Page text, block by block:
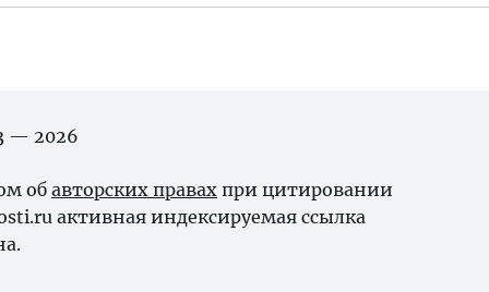
— 2026
об авторских правах при цитировании
активная индексируемая ссылка